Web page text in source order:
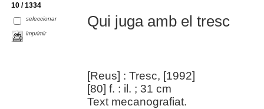
10 / 1334
seleccionar
imprimir
Qui juga amb el tresc
[Reus] : Tresc, [1992]
[80] f. : il. ; 31 cm
Text mecanografiat.